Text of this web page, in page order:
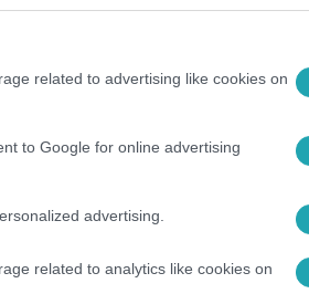
related to advertising like cookies on
to Google for online advertising
advertising.
related to analytics like cookies on